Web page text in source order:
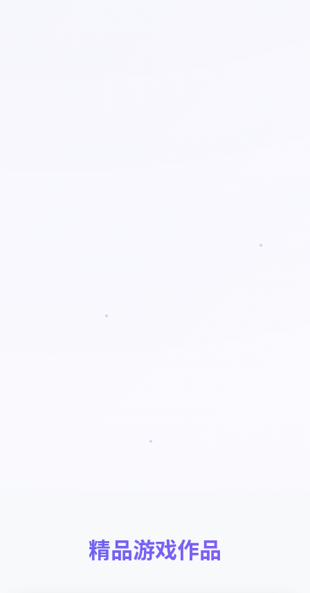
精品游戏作品